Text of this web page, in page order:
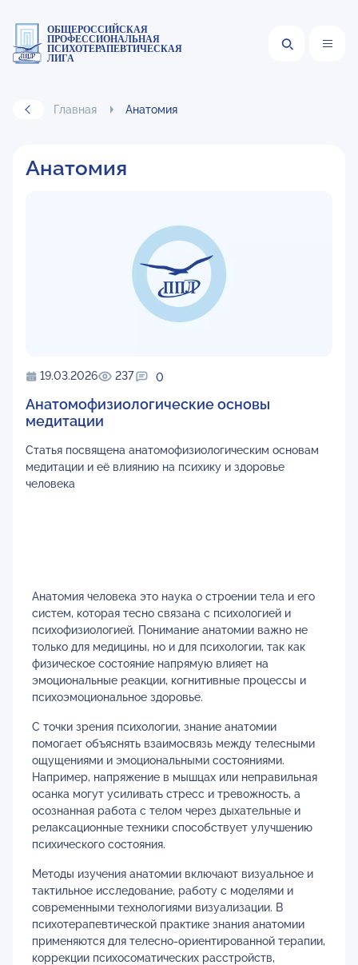
ОБЩЕРОССИЙСКАЯ
ПРОФЕССИОНАЛЬНАЯ
ПСИХОТЕРАПЕВТИЧЕСКАЯ
ЛИГА
Главная Анатомия
Анатомия
19.03.2026 237 0
Анатомофизиологические основы
медитации
Статья посвящена анатомофизиологическим основам
медитации и её влиянию на психику и здоровье
человека
Анатомия человека это наука о строении тела и его
систем, которая тесно связана с психологией и
психофизиологией. Понимание анатомии важно не
только для медицины, но и для психологии, так как
физическое состояние напрямую влияет на
эмоциональные реакции, когнитивные процессы и
психоэмоциональное здоровье.
С точки зрения психологии, знание анатомии
помогает объяснять взаимосвязь между телесными
ощущениями и эмоциональными состояниями.
Например, напряжение в мышцах или неправильная
осанка могут усиливать стресс и тревожность, а
осознанная работа с телом через дыхательные и
релаксационные техники способствует улучшению
психического состояния.
Методы изучения анатомии включают визуальное и
тактильное исследование, работу с моделями и
современными технологиями визуализации. В
психотерапевтической практике знания анатомии
применяются для телесно-ориентированной терапии,
коррекции психосоматических расстройств,